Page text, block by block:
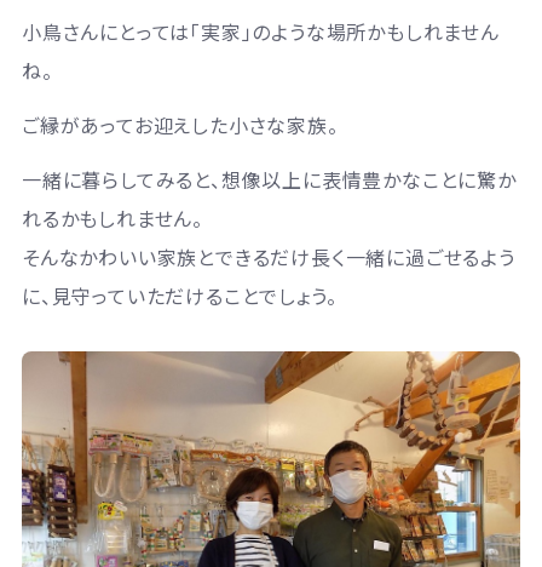
小鳥さんにとっては「実家」のような場所かもしれません
ね。
ご縁があってお迎えした小さな家族。
一緒に暮らしてみると、想像以上に表情豊かなことに驚か
れるかもしれません。
そんなかわいい家族とできるだけ長く一緒に過ごせるよう
に、見守っていただけることでしょう。